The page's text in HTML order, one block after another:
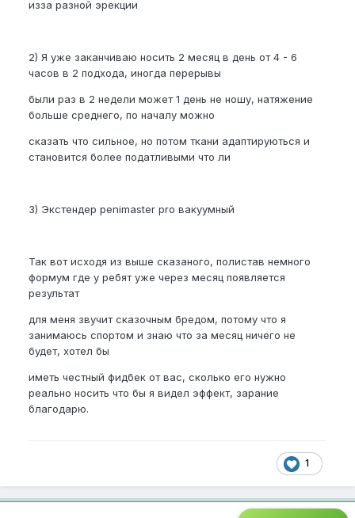
изза разной эрекции
2) Я уже заканчиваю носить 2 месяц в день от 4 - 6
часов в 2 подхода, иногда перерывы
были раз в 2 недели может 1 день не ношу, натяжение
больше среднего, по началу можно
сказать что сильное, но потом ткани адаптируються и
становится более податливыми что ли
3) Экстендер penimaster pro вакуумный
Так вот исходя из выше сказаного, полистав немного
формум где у ребят уже через месяц появляется
результат
для меня звучит сказочным бредом, потому что я
занимаюсь спортом и знаю что за месяц ничего не
будет, хотел бы
иметь честный фидбек от вас, сколько его нужно
реально носить что бы я видел эффект, зарание
благодарю.
1